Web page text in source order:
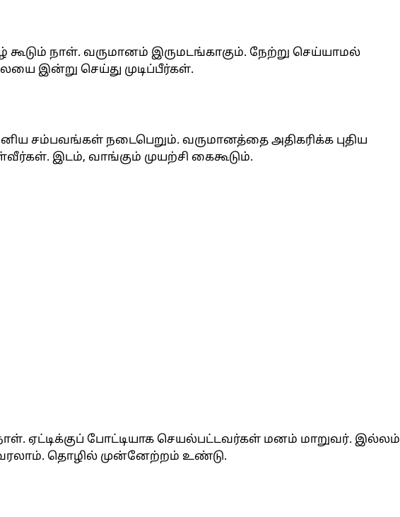
கூடும் நாள். வருமானம் இருமடங்காகும். நேற்று செய்யாமல்
இன்று செய்து முடிப்பீர்கள்.
சம்பவங்கள் நடைபெறும். வருமானத்தை அதிகரிக்க புதிய
இடம், வாங்கும் முயற்சி கைகூடும்.
ஏட்டிக்குப் போட்டியாக செயல்பட்டவர்கள் மனம் மாறுவர். இல்லம்
தொழில் முன்னேற்றம் உண்டு.